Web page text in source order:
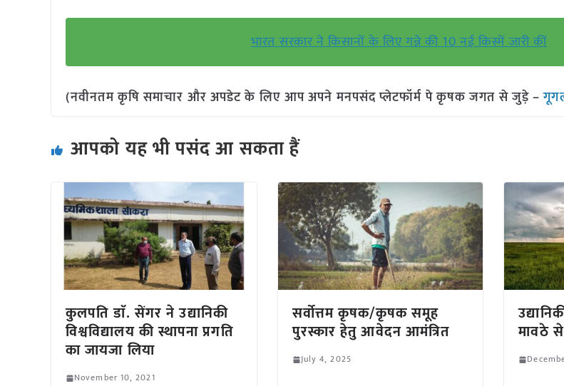
भारत सरकार ने किसानों के लिए गन्ने की 10 नई किस्में जारी कीं
(नवीनतम कृषि समाचार और अपडेट के लिए आप अपने मनपसंद प्लेटफॉर्म पे कृषक जगत से जुड़े –
आपको यह भी पसंद आ सकता हैं
कुलपति डाॅ. सेंगर ने उद्यानिकी
विश्वविद्यालय की स्थापना प्रगति
का जायजा लिया
November 10, 2021
सर्वोत्तम कृषक/कृषक समूह
पुरस्कार हेतु आवेदन आमंत्रित
July 4, 2025
मावठे